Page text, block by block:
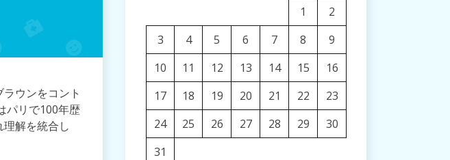
ウンをコント
パリで100年歴
解を統合し
1
2
3
4 5 6 7 8
9
10
11 12 13 14 15
16
17
18 19 20 21 22
23
24
25 26 27 28 29
30
31